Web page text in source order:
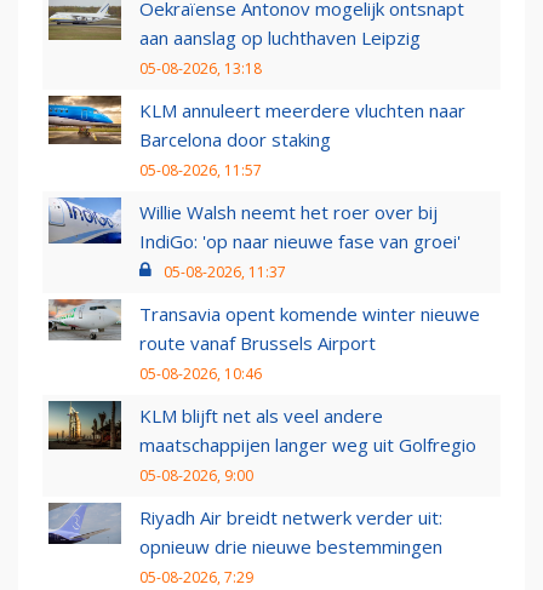
Oekraïense Antonov mogelijk ontsnapt
aan aanslag op luchthaven Leipzig
05-08-2026, 13:18
KLM annuleert meerdere vluchten naar
Barcelona door staking
05-08-2026, 11:57
Willie Walsh neemt het roer over bij
IndiGo: 'op naar nieuwe fase van groei'
05-08-2026, 11:37
Transavia opent komende winter nieuwe
route vanaf Brussels Airport
05-08-2026, 10:46
KLM blijft net als veel andere
maatschappijen langer weg uit Golfregio
05-08-2026, 9:00
Riyadh Air breidt netwerk verder uit:
opnieuw drie nieuwe bestemmingen
05-08-2026, 7:29